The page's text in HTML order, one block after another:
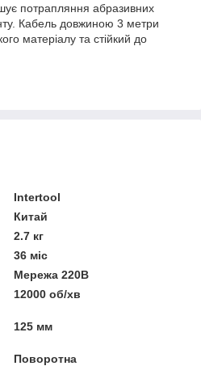
потрапляння абразивних
Кабель довжиною 3 метри
матеріалу та стійкий до
Intertool
Китай
2.7 кг
36 міс
Мережа 220В
12000 об/хв
125 мм
Поворотна